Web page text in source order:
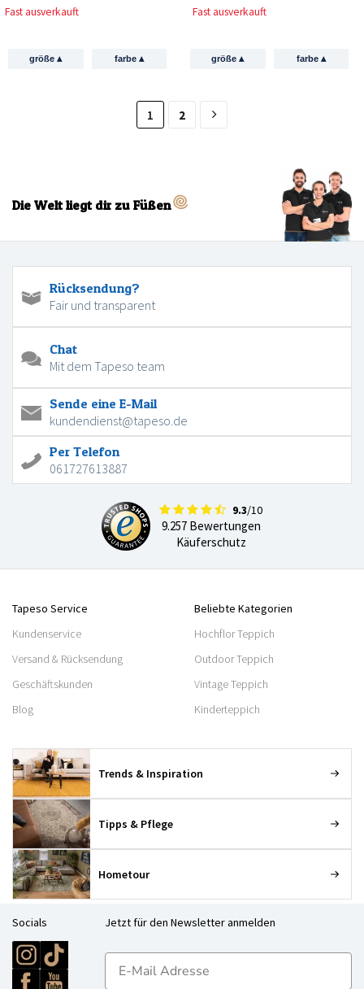
Fast ausverkauft
größe▴ farbe ▴
Fast ausverkauft
größe▴ farbe ▴
1 2
Die Welt liegt dir zu Füßen
Rücksendung?
Fair und transparent
Chat
Mit dem Tapeso team
Sende eine E-Mail
kundendienst@tapeso.de
Per Telefon
061727613887
9.3/10
9.257 Bewertungen
Käuferschutz
Tapeso Service
Kundenservice
Versand & Rücksendung
Geschäftskunden
Blog
Beliebte Kategorien
Hochflor Teppich
Outdoor Teppich
Vintage Teppich
Kinderteppich
Trends & Inspiration
Tipps & Pflege
Hometour
Socials Jetzt für den Newsletter anmelden
E-mailadres